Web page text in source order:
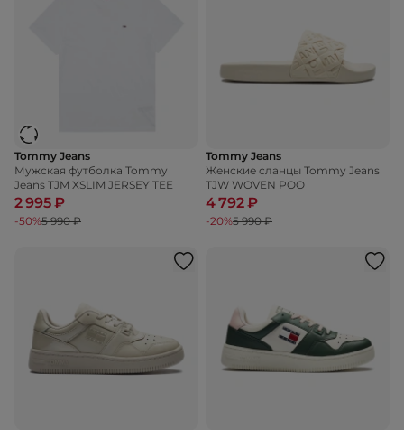
Tommy Jeans
Мужская футболка Tommy
Jeans TJM XSLIM JERSEY TEE
2 995 ₽
-50%5 990 ₽
Tommy Jeans
Женские сланцы Tommy Jeans
TJW WOVEN POO
4 792 ₽
-20%5 990 ₽